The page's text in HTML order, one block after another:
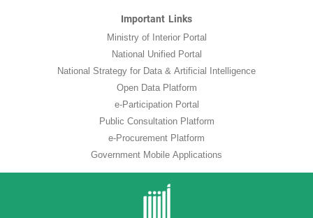
Important Links
Ministry of Interior Portal
National Unified Portal
National Strategy for Data & Artificial Intelligence
Open Data Platform
e-Participation Portal
Public Consultation Platform
e-Procurement Platform
Government Mobile Applications